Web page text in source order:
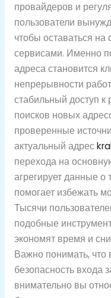
провайдеров и
пользователи
чтобы оставаться
сервисами. Именно
адреса становится
непрерывности
стабильный доступ к
поисков новых
проверенные
актуальный адрес
перехода на
агрегирует данные о
помогает избежать
Тысячи
подобные
экономят время и
Важно понимать, что
безопасность входа
внимательно вы